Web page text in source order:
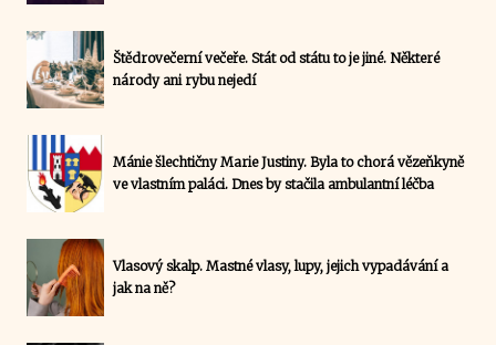
Štědrovečerní večeře. Stát od státu to je jiné. Některé
národy ani rybu nejedí
Mánie šlechtičny Marie Justiny. Byla to chorá vězeňkyně
ve vlastním paláci. Dnes by stačila ambulantní léčba
Vlasový skalp. Mastné vlasy, lupy, jejich vypadávání a
jak na ně?